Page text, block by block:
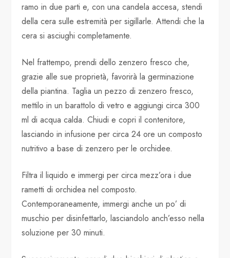
ramo in due parti e, con una candela accesa, stendi
della cera sulle estremità per sigillarle. Attendi che la
cera si asciughi completamente.
Nel frattempo, prendi dello zenzero fresco che,
grazie alle sue proprietà, favorirà la germinazione
della piantina. Taglia un pezzo di zenzero fresco,
mettilo in un barattolo di vetro e aggiungi circa 300
ml di acqua calda. Chiudi e copri il contenitore,
lasciando in infusione per circa 24 ore un composto
nutritivo a base di zenzero per le orchidee.
Filtra il liquido e immergi per circa mezz’ora i due
rametti di orchidea nel composto.
Contemporaneamente, immergi anche un po’ di
muschio per disinfettarlo, lasciandolo anch’esso nella
soluzione per 30 minuti.